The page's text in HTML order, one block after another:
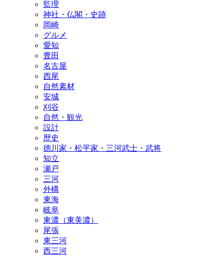
監理
神社・仏閣・史跡
岡崎
グルメ
愛知
豊田
名古屋
西尾
自然素材
安城
刈谷
自然・観光
設計
歴史
徳川家・松平家・三河武士・武将
知立
瀬戸
三河
外構
東海
岐阜
東濃（東美濃）
尾張
東三河
西三河